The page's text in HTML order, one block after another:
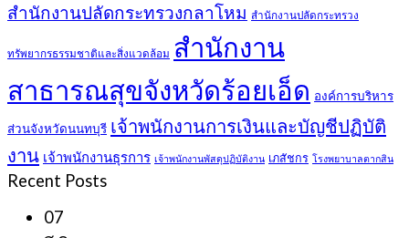
สำนักงานปลัดกระทรวงกลาโหม สำนักงานปลัดกระทรวง
ทรัพยากรธรรมชาติและสิ่งแวดล้อม สำนักงาน
สาธารณสุขจังหวัดร้อยเอ็ด องค์การบริหาร
ส่วนจังหวัดนนทบุรี เจ้าพนักงานการเงินและบัญชีปฏิบัติ
งาน เจ้าพนักงานธุรการ เจ้าพนักงานพัสดุปฏิบัติงาน เภสัชกร โรงพยาบาลตากสิน
Recent Posts
07